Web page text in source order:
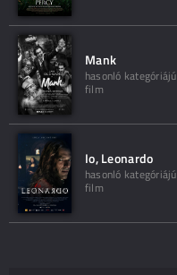
Mank
hasonló kategóriájú
film
Io, Leonardo
hasonló kategóriájú
film